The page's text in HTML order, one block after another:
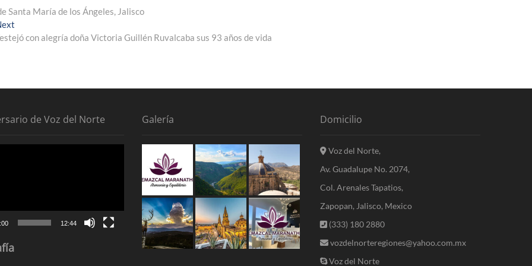
Santa María de los Ángeles, Jalisco
post:con alegría doña Victoria Guillén Ruvalcaba sus 93 años de vida
de Voz del Norte
12:44
Galería Domicilio
Voz del Norte,
Av. Guadalupe No. 2074,
Col. Arenales Tapatios,
Zapopan, Jalisco, Mexico
(333) 180 2880
vozdelnorteregiones@yahoo.com.mx
Voz del Norte